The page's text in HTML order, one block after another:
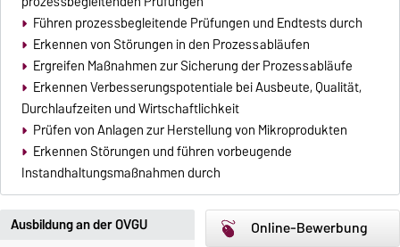
Führen prozessbegleitende Prüfungen und Endtests durch
Erkennen von Störungen in den Prozessabläufen
Ergreifen Maßnahmen zur Sicherung der Prozessabläufe
Erkennen Verbesserungspotentiale bei Ausbeute, Qualität,
Durchlaufzeiten und Wirtschaftlichkeit
Prüfen von Anlagen zur Herstellung von Mikroprodukten
Erkennen Störungen und führen vorbeugende
Instandhaltungsmaßnahmen durch
Ausbildung an der OVGU
Online-Bewerbung